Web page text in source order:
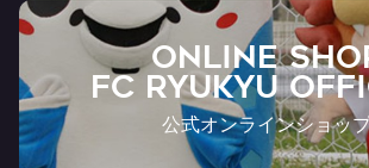
ONLINE
FC RYUKYU
公式オンラインショッ